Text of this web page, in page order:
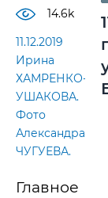
14.6k
11.12.2019
Ирина
ХАМРЕНКО-
УШАКОВА.
Фото
Александра
ЧУГУЕВА.
Главное